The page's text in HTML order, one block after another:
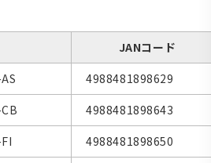
JANコード
4988481898629
4988481898643
4988481898650